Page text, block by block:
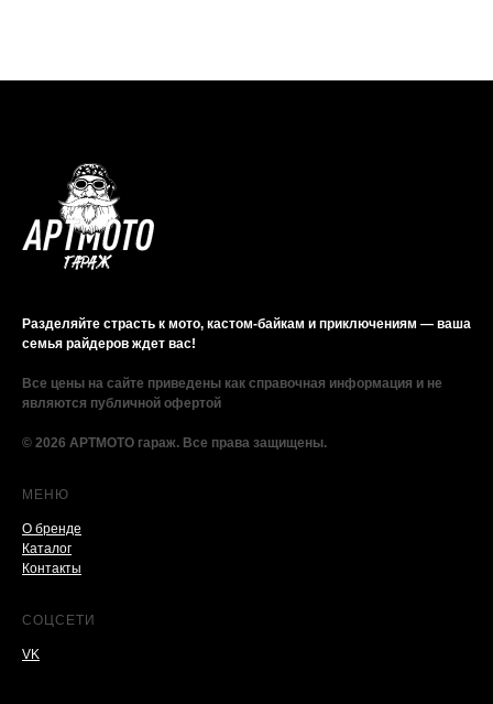
Разделяйте страсть к мото, кастом-байкам и приключениям — ваша
семья райдеров ждет вас!
Все цены на сайте приведены как справочная информация и не
являются публичной офертой
© 2026 АРТМОТО гараж. Все права защищены.
МЕНЮ
О бренде
Каталог
Контакты
СОЦСЕТИ
VK